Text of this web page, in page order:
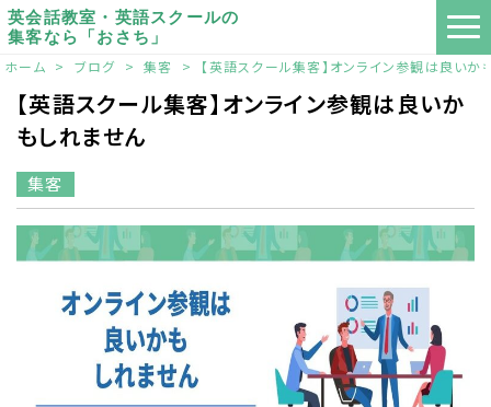
英会話教室・英語スクールの
集客なら「おさち」
ホーム > ブログ > 集客 > 【英語スクール集客】オンライン参観は良いか
【英語スクール集客】オンライン参観は良いか
もしれません
集客